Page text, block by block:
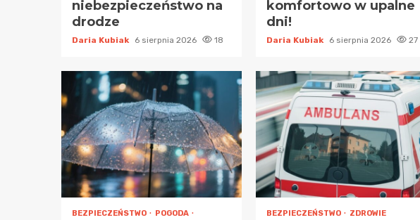
niebezpieczeństwo na
drodze
Daria Kubiak 6 sierpnia 2026 18
komfortowo w upalne
dni!
Daria Kubiak 6 sierpnia 2026 27
BEZPIECZEŃSTWO
POGODA
BEZPIECZEŃSTWO ZDROWIE